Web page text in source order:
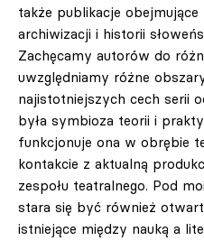
także publikacje
archiwizacji i historii
Zachęcamy autorów do
uwzględniamy różne
najistotniejszych cech serii
była symbioza teorii i
funkcjonuje ona w obrębie
kontakcie z aktualną
zespołu teatralnego. Pod
stara się być również
istniejące między nauką a